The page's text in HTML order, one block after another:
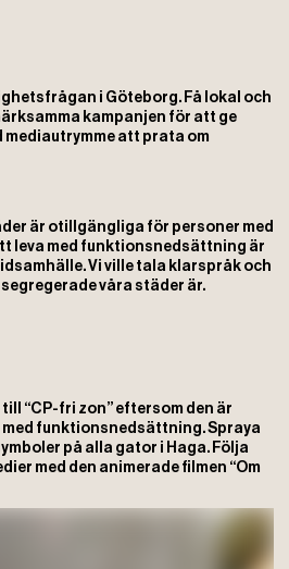
i Göteborg. Få lokal och
kampanjen för att ge
mediautrymme att prata om
är otillgängliga för personer med
leva med funktionsnedsättning är
Vi ville tala klarspråk och
våra städer är.
“CP-fri zon” eftersom den är
funktionsnedsättning. Spraya
på alla gator i Haga. Följa
med den animerade filmen “Om